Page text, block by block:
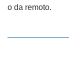
o da remoto.